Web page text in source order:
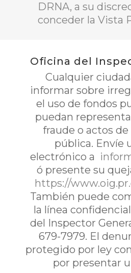
DRNA, a su
conceder la Vista
Oficina del
Cualquier
informar sobre
el uso de fondos
puedan
fraude o actos
pública. Envíe
electrónico a
ó presente su
https://
También puede
la línea
del Inspector
679-7979. El
protegido por ley
por presentar